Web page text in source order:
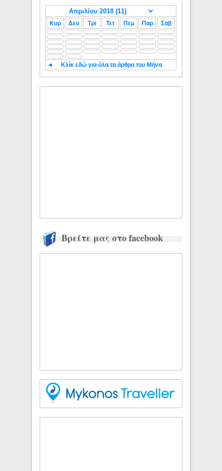
Κυρ Δευ Τρι Τετ Πεμ Παρ Σαβ
◄ Κλίκ εδώ για όλα τα άρθρα του Μήνα
Βρείτε μας στο facebook